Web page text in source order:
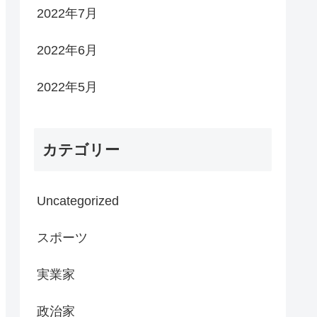
2022年7月
2022年6月
2022年5月
カテゴリー
Uncategorized
スポーツ
実業家
政治家